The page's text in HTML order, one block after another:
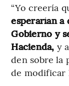
“Yo creería
esperarían a
Gobierno y
Hacienda, y
den sobre la
de modificar